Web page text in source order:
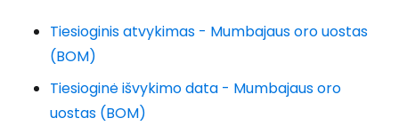
Tiesioginis atvykimas - Mumbajaus oro uostas
(BOM)
Tiesioginė išvykimo data - Mumbajaus oro
uostas (BOM)